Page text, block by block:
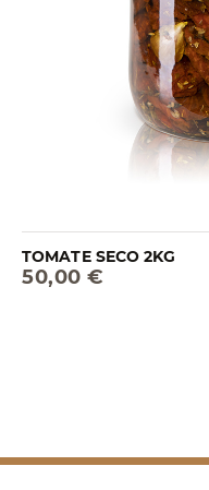
TOMATE SECO 2KG
50,00 €